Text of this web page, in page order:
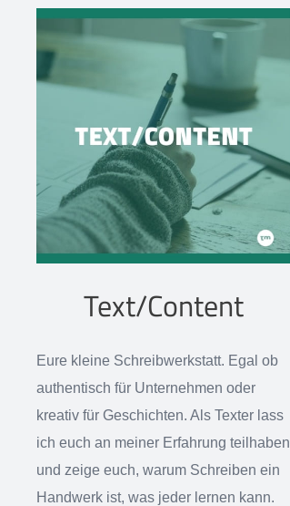
Text/Content
Eure kleine Schreibwerkstatt. Egal ob
authentisch für Unternehmen oder
kreativ für Geschichten. Als Texter lass
ich euch an meiner Erfahrung teilhaben
und zeige euch, warum Schreiben ein
Handwerk ist, was jeder lernen kann.